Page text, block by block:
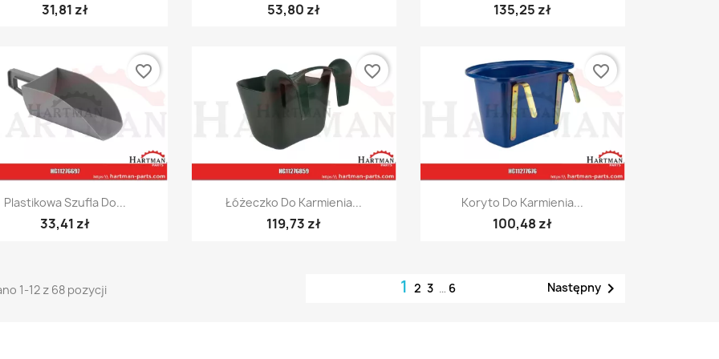
31,81 zł 53,80 zł 135,25 zł
Szybki podgląd
Plastikowa Szufla Do...
33,41 zł
favorite_border
Szybki podgląd
Łóżeczko Do Karmienia...
119,73 zł
favorite_border
Szybki podgląd
Koryto Do Karmienia...
100,48 zł
favorite_border
1-12 z 68 pozycji 123 … 6 Następny